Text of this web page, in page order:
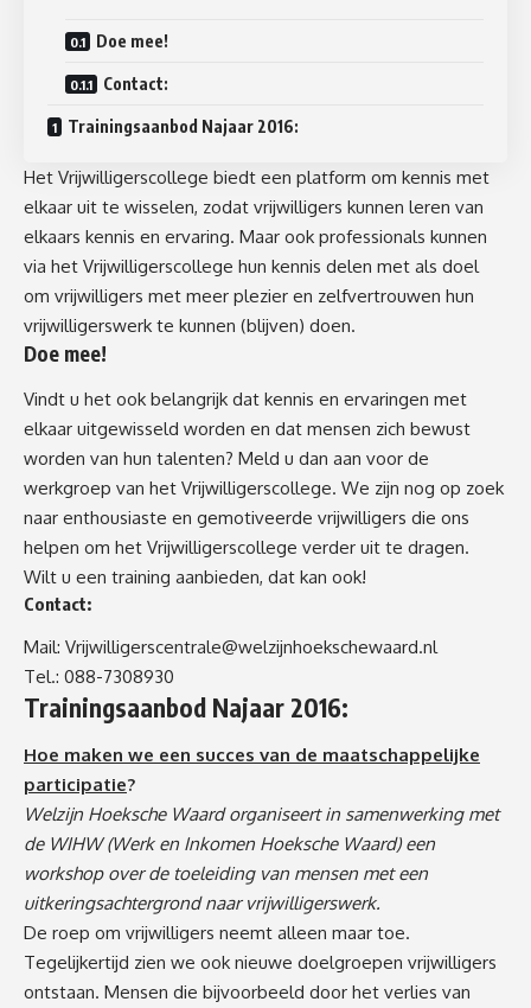
Doe mee!
Contact:
Trainingsaanbod Najaar 2016:
Het Vrijwilligerscollege biedt een platform om kennis met
elkaar uit te wisselen, zodat vrijwilligers kunnen leren van
elkaars kennis en ervaring. Maar ook professionals kunnen
via het Vrijwilligerscollege hun kennis delen met als doel
om vrijwilligers met meer plezier en zelfvertrouwen hun
vrijwilligerswerk te kunnen (blijven) doen.
Doe mee!
Vindt u het ook belangrijk dat kennis en ervaringen met
elkaar uitgewisseld worden en dat mensen zich bewust
worden van hun talenten? Meld u dan aan voor de
werkgroep van het Vrijwilligerscollege. We zijn nog op zoek
naar enthousiaste en gemotiveerde vrijwilligers die ons
helpen om het Vrijwilligerscollege verder uit te dragen.
Wilt u een training aanbieden, dat kan ook!
Contact:
Mail: Vrijwilligerscentrale@welzijnhoekschewaard.nl
Tel.: 088-7308930
Trainingsaanbod Najaar 2016:
Hoe maken we een succes van de maatschappelijke
participatie?
Welzijn Hoeksche Waard organiseert in samenwerking met
de WIHW (Werk en Inkomen Hoeksche Waard) een
workshop over de toeleiding van mensen met een
uitkeringsachtergrond naar vrijwilligerswerk.
De roep om vrijwilligers neemt alleen maar toe.
Tegelijkertijd zien we ook nieuwe doelgroepen vrijwilligers
ontstaan. Mensen die bijvoorbeeld door het verlies van